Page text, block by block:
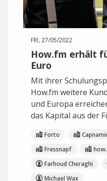
FRI, 27/05/2022
How.fm erhält
Euro
Mit ihrer
How.fm weitere
und Europa
das Kapital aus der
Forto
Fressnapf
Farhoud Cheraghi
Michael Wax